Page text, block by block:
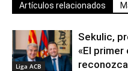
Artículos relacionados
Liga ACB
Sekulic,
«El